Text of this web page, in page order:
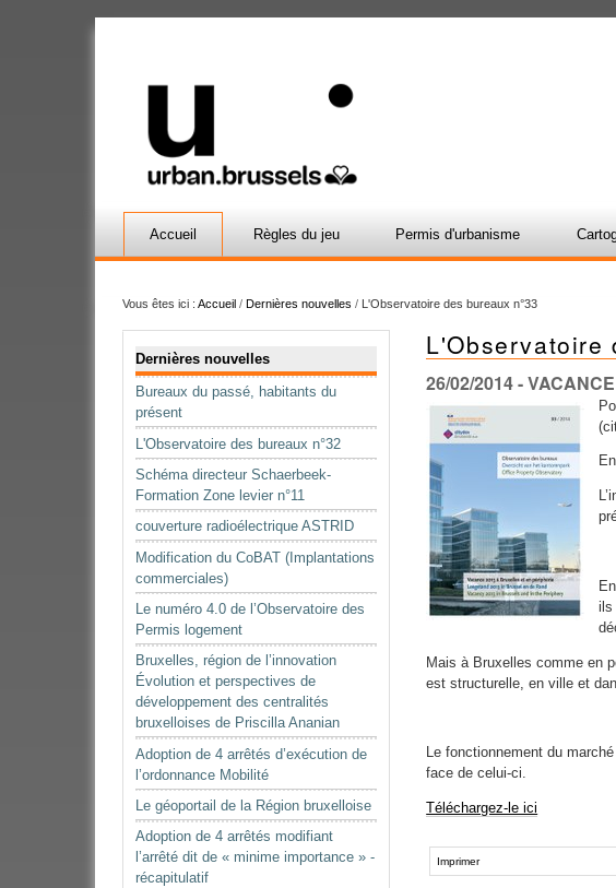
Accueil Règles du jeu Permis d'urbanisme
Vous êtes ici : Accueil / Dernières nouvelles / L'Observatoire des bureaux n°33
Dernières nouvelles
Bureaux du passé, habitants du
présent
L'Observatoire des bureaux n°32
Schéma directeur Schaerbeek-
Formation Zone levier n°11
couverture radioélectrique ASTRID
Modification du CoBAT (Implantations
commerciales)
Le numéro 4.0 de l’Observatoire des
Permis logement
Bruxelles, région de l’innovation
Évolution et perspectives de
développement des centralités
bruxelloises de Priscilla Ananian
Adoption de 4 arrêtés d’exécution de
l’ordonnance Mobilité
Le géoportail de la Région bruxelloise
Adoption de 4 arrêtés modifiant
l’arrêté dit de « minime importance » -
récapitulatif
L'Observatoire
26/02/2014-
ils
Mais à Bruxelles comme en
est structurelle, en ville et
Le fonctionnement du
face de celui-ci.
Téléchargez-le ici
surImprimer